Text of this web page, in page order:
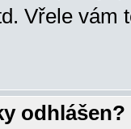
Vřele vám
odhlášen?